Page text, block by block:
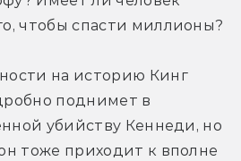
чтобы спасти миллионы?
на историю Кинг
поднимет в
убийству Кеннеди, но
тоже приходит к вполне